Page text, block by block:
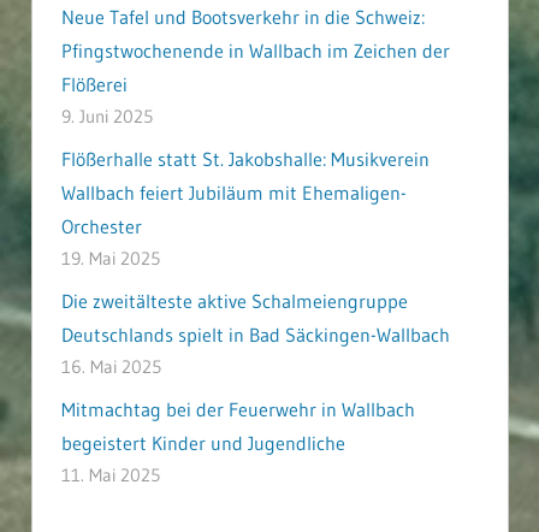
Neue Tafel und Bootsverkehr in die Schweiz:
Pfingstwochenende in Wallbach im Zeichen der
Flößerei
9. Juni 2025
Flößerhalle statt St. Jakobshalle: Musikverein
Wallbach feiert Jubiläum mit Ehemaligen-
Orchester
19. Mai 2025
Die zweitälteste aktive Schalmeiengruppe
Deutschlands spielt in Bad Säckingen-Wallbach
16. Mai 2025
Mitmachtag bei der Feuerwehr in Wallbach
begeistert Kinder und Jugendliche
11. Mai 2025